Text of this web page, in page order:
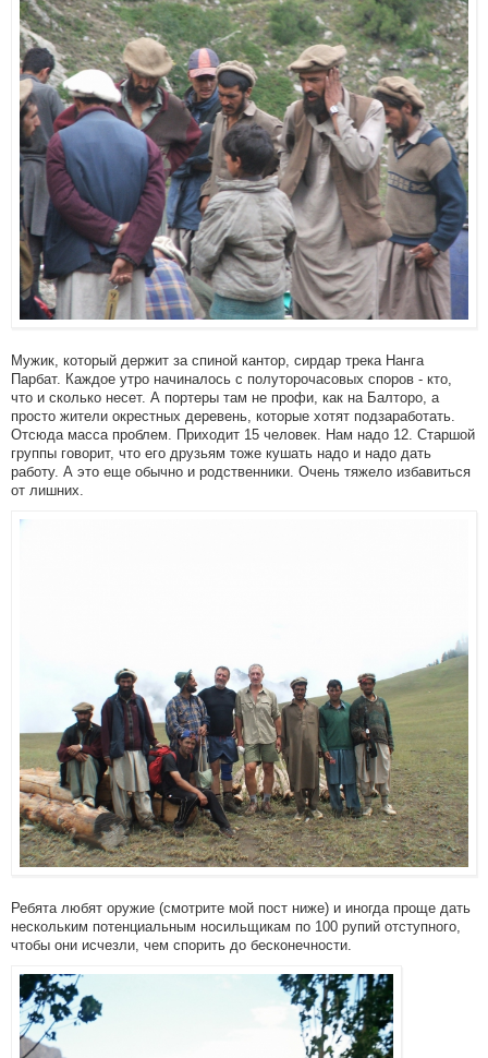
Мужик, который держит за спиной кантор, сирдар трека Нанга
Парбат. Каждое утро начиналось с полуторочасовых споров - кто,
что и сколько несет. А портеры там не профи, как на Балторо, а
просто жители окрестных деревень, которые хотят подзаработать.
Отсюда масса проблем. Приходит 15 человек. Нам надо 12. Старшой
группы говорит, что его друзьям тоже кушать надо и надо дать
работу. А это еще обычно и родственники. Очень тяжело избавиться
от лишних.
Ребята любят оружие (смотрите мой пост ниже) и иногда проще дать
нескольким потенциальным носильщикам по 100 рупий отступного,
чтобы они исчезли, чем спорить до бесконечности.